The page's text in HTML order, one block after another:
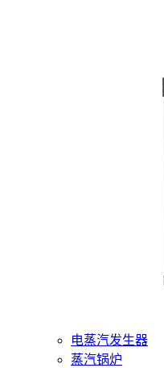
电蒸汽发生器
蒸汽锅炉